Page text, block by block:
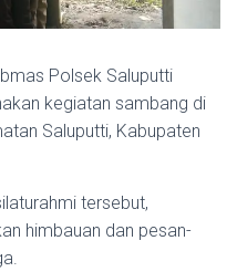
Polsek Saluputti
kegiatan sambang di
Saluputti, Kabupaten
tersebut,
himbauan dan pesan-